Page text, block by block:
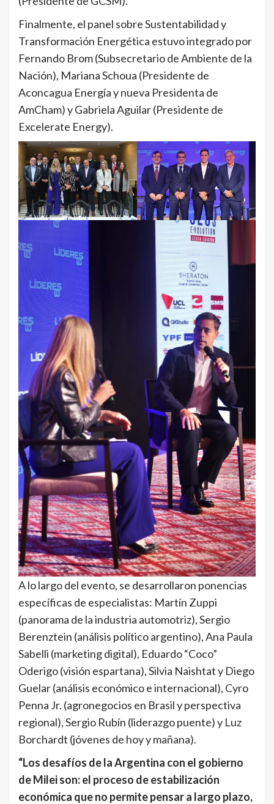
Finalmente, el panel sobre Sustentabilidad y
Transformación Energética estuvo integrado por
Fernando Brom (Subsecretario de Ambiente de la
Nación), Mariana Schoua (Presidente de
Aconcagua Energía y nueva Presidenta de
AmCham) y Gabriela Aguilar (Presidente de
Excelerate Energy).
A lo largo del evento, se desarrollaron ponencias
específicas de especialistas: Martín Zuppi
(panorama de la industria automotriz), Sergio
Berenztein (análisis político argentino), Ana Paula
Sabelli (marketing digital), Eduardo “Coco”
Oderigo (visión espartana), Silvia Naishtat y Diego
Guelar (análisis económico e internacional), Cyro
Penna Jr. (agronegocios en Brasil y perspectiva
regional), Sergio Rubín (liderazgo puente) y Luz
Borchardt (jóvenes de hoy y mañana).
“Los desafíos de la Argentina con el gobierno
de Milei son: el proceso de estabilización
económica que no permite pensar a largo plazo,